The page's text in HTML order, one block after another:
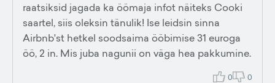
raatsiksid jagada ka öömaja infot näiteks Cooki
saartel, siis oleksin tänulik! Ise leidsin sinna
Airbnb'st hetkel soodsaima ööbimise 31 euroga
öö, 2 in. Mis juba nagunii on väga hea pakkumine.
0 0